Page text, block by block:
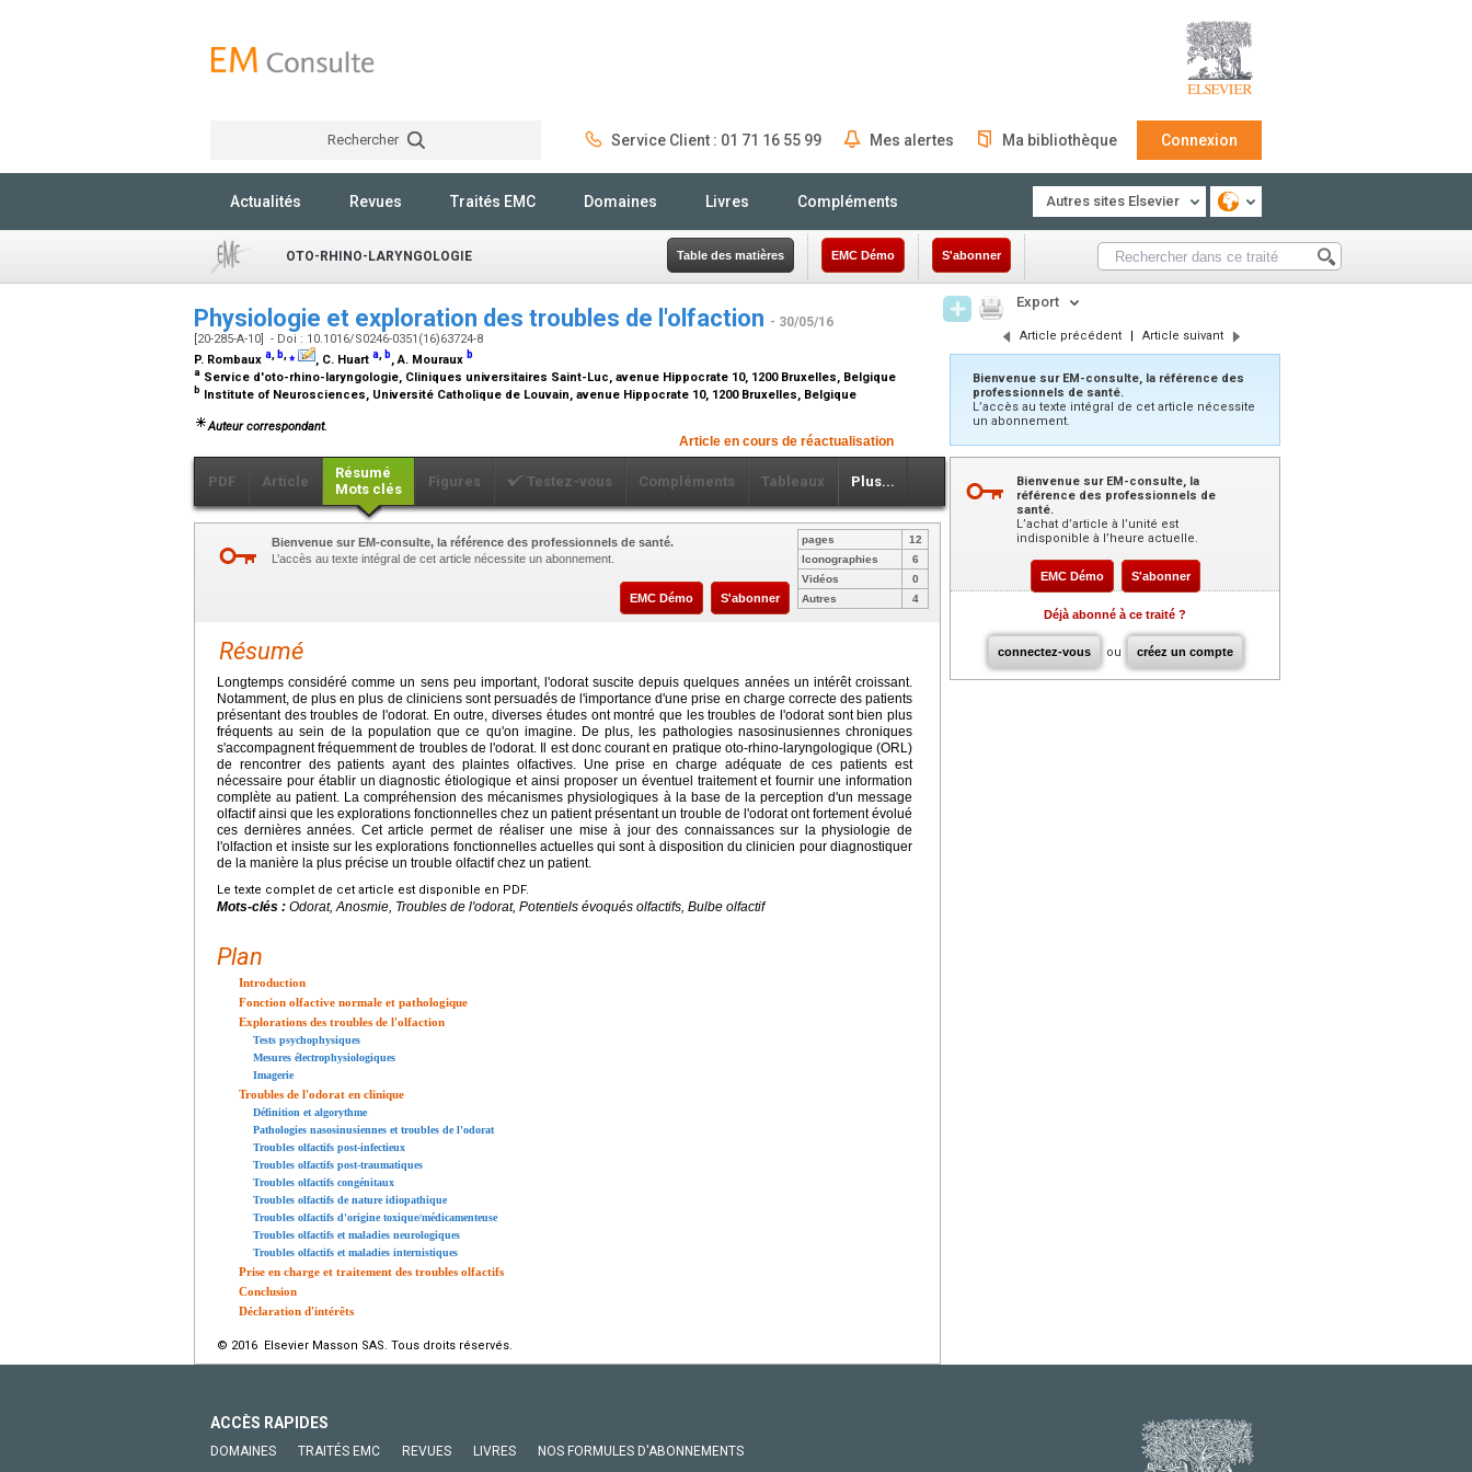
Rechercher Service Client : 01 71 16 55 99 Mes alertes Ma bibliothèque Connexion
Actualités Revues Traités EMC Domaines Livres Compléments Autres sites Elsevier
OTO-RHINO-LARYNGOLOGIE Table des matières EMC Démo S'abonner
Physiologie et exploration des troubles de l'olfaction - 30/05/16
[20-285-A-10] - Doi : 10.1016/S0246-0351(16)63724-8
P. Rombaux a, b,⁎ , C. Huart a, b, A. Mouraux b
a Service d'oto-rhino-laryngologie, Cliniques universitaires Saint-Luc, avenue Hippocrate 10, 1200 Bruxelles, Belgique
b Institute of Neurosciences, Université Catholique de Louvain, avenue Hippocrate 10, 1200 Bruxelles, Belgique
Auteur correspondant.
Article en cours de réactualisation
PDF Article
Résumé
Mots clés
Figures Testez-vous Compléments Tableaux Plus...
Bienvenue sur EM-consulte, la référence des professionnels de santé.
L’accès au texte intégral de cet article nécessite un abonnement.
EMC Démo S'abonner
pages
12
Iconographies
6
Vidéos
0
Autres
4
Résumé
Longtemps considéré comme un sens peu important, l'odorat suscite depuis quelques années un intérêt croissant.
Notamment, de plus en plus de cliniciens sont persuadés de l'importance d'une prise en charge correcte des patients
présentant des troubles de l'odorat. En outre, diverses études ont montré que les troubles de l'odorat sont bien plus
fréquents au sein de la population que ce qu'on imagine. De plus, les pathologies nasosinusiennes chroniques
s'accompagnent fréquemment de troubles de l'odorat. Il est donc courant en pratique oto-rhino-laryngologique (ORL)
de rencontrer des patients ayant des plaintes olfactives. Une prise en charge adéquate de ces patients est
nécessaire pour établir un diagnostic étiologique et ainsi proposer un éventuel traitement et fournir une information
complète au patient. La compréhension des mécanismes physiologiques à la base de la perception d'un message
olfactif ainsi que les explorations fonctionnelles chez un patient présentant un trouble de l'odorat ont fortement évolué
ces dernières années. Cet article permet de réaliser une mise à jour des connaissances sur la physiologie de
l'olfaction et insiste sur les explorations fonctionnelles actuelles qui sont à disposition du clinicien pour diagnostiquer
de la manière la plus précise un trouble olfactif chez un patient.
Le texte complet de cet article est disponible en PDF.
Mots-clés : Odorat, Anosmie, Troubles de l'odorat, Potentiels évoqués olfactifs, Bulbe olfactif
Plan
Introduction
Fonction olfactive normale et pathologique
Explorations des troubles de l'olfaction
Tests psychophysiques
Mesures électrophysiologiques
Imagerie
Troubles de l'odorat en clinique
Définition et algorythme
Pathologies nasosinusiennes et troubles de l'odorat
Troubles olfactifs post-infectieux
Troubles olfactifs post-traumatiques
Troubles olfactifs congénitaux
Troubles olfactifs de nature idiopathique
Troubles olfactifs d'origine toxique/médicamenteuse
Troubles olfactifs et maladies neurologiques
Troubles olfactifs et maladies internistiques
Prise en charge et traitement des troubles olfactifs
Conclusion
Déclaration d'intérêts
© 2016 Elsevier Masson SAS. Tous droits réservés.
Export
Article précédent | Article suivant
Bienvenue sur EM-consulte, la référence des
professionnels de santé.
L’accès au texte intégral de cet article nécessite
un abonnement.
Bienvenue sur EM-consulte, la
référence des professionnels de
santé.
L’achat d’article à l’unité est
indisponible à l’heure actuelle.
EMC Démo S'abonner
Déjà abonné à ce traité ?
connectez-vous ou créez un compte
ACCÈS RAPIDES
DOMAINES TRAITÉS EMC REVUES LIVRES NOS FORMULES D'ABONNEMENTS